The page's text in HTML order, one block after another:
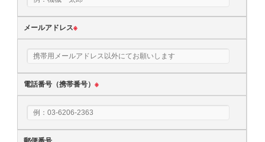
メールアドレス※
電話番号（携帯番号）※